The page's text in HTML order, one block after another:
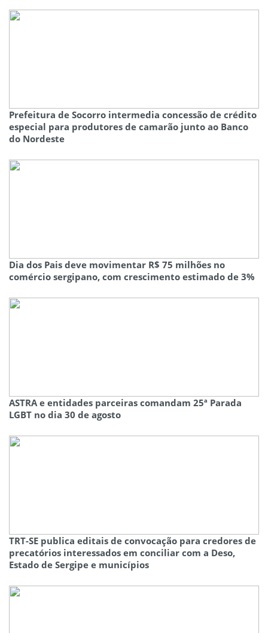
Prefeitura de Socorro intermedia concessão de crédito
especial para produtores de camarão junto ao Banco
do Nordeste
Dia dos Pais deve movimentar R$ 75 milhões no
comércio sergipano, com crescimento estimado de 3%
ASTRA e entidades parceiras comandam 25ª Parada
LGBT no dia 30 de agosto
TRT-SE publica editais de convocação para credores de
precatórios interessados em conciliar com a Deso,
Estado de Sergipe e municípios